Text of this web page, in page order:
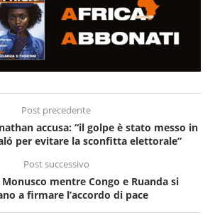
Post precedente
accusa: “il golpe è stato messo in
per evitare la sconfitta elettorale”
Post successivo
mentre Congo e Ruanda si
a firmare l’accordo di pace